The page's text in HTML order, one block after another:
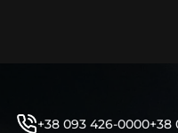
та автодилери.
те, що потребує
+38 093 426-0000+38